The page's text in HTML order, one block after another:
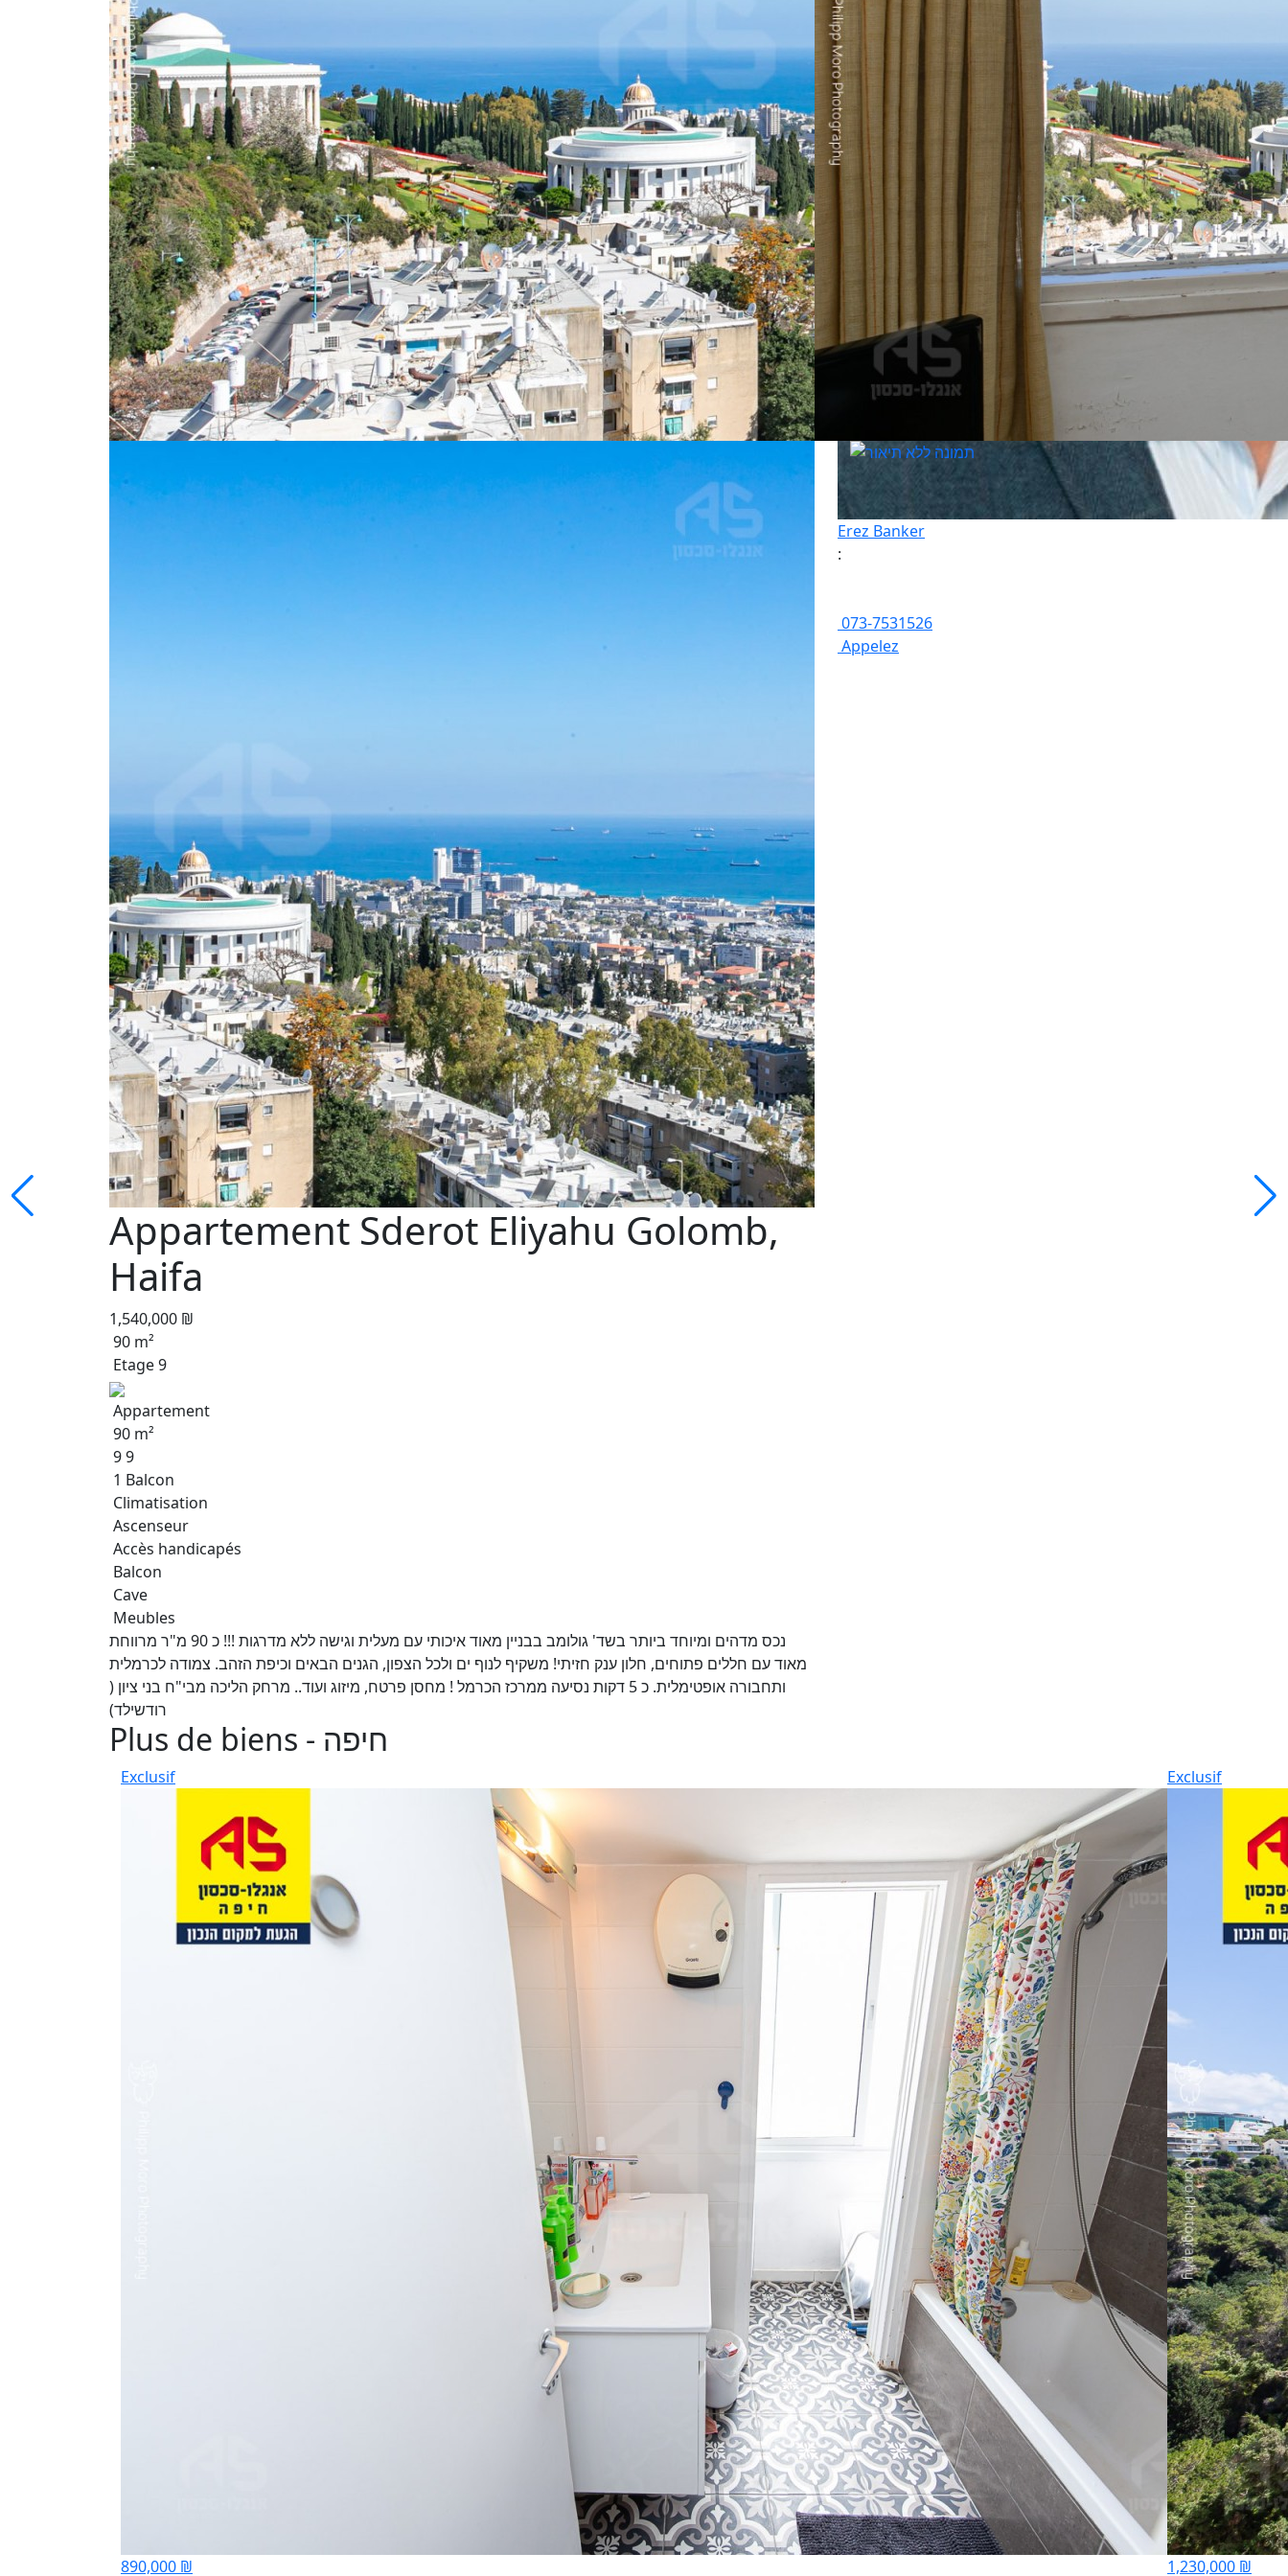
Appartement Sderot Eliyahu Golomb,
Haifa
1,540,000 ₪
90 m²
Etage 9
Appartement
90 m²
9 9
1 Balcon
Climatisation
Ascenseur
Accès handicapés
Balcon
Cave
Meubles
נכס מדהים ומיוחד ביותר בשד' גולומב בבניין מאוד איכותי עם מעלית וגישה ללא מדרגות !!! כ 90 מ"ר מרווחת
מאוד עם חללים פתוחים, חלון ענק חזיתי! משקיף לנוף ים ולכל הצפון, הגנים הבאים וכיפת הזהב. צמודה לכרמלית
ותחבורה אופטימלית. כ 5 דקות נסיעה ממרכז הכרמל ! מחסן פרטח, מיזוג ועוד.. מרחק הליכה מבי"ח בני ציון (
רודשילד)
Erez Banker
:
073-7531526
Appelez
Plus de biens - חיפה
Exclusif
890,000 ₪
Exclusif
1,230,000 ₪